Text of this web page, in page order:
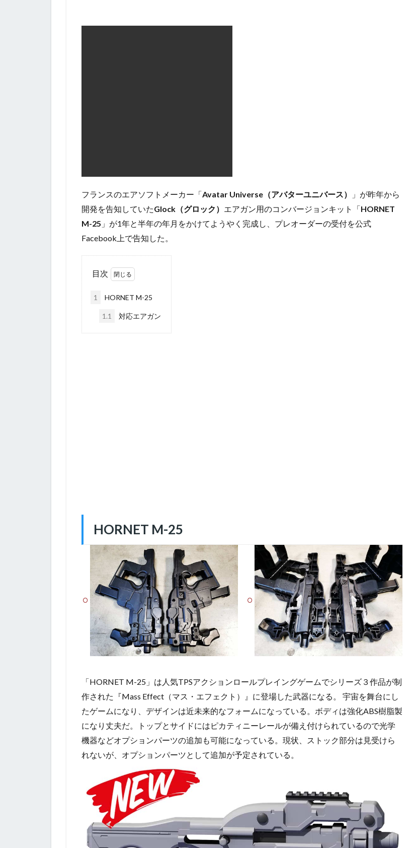
フランスのエアソフトメーカー「Avatar Universe（アバターユニバース）
」が昨年から
開発を告知していたGlock（グロック） エアガン用のコンバージョンキット「HORNET
M-25 」が1年と半年の年月をかけてようやく完成し、プレオーダーの受付を公式
Facebook上で告知した。
目次
1 HORNET M-25
1.1 対応エアガン
HORNET M-25
「HORNET M-25」は人気TPSアクションロールプレイングゲームでシリーズ３作品が制
作された『Mass Effect（マス・エフェクト）』に登場した武器になる。 宇宙を舞台にし
たゲームになり、デザインは近未来的なフォームになっている。ボディは強化ABS樹脂製
になり丈夫だ。トップとサイドにはピカティニーレールが備え付けられているので光学
機器などオプションパーツの追加も可能になっている。現状、ストック部分は見受けら
れないが、オプションパーツとして追加が予定されている。